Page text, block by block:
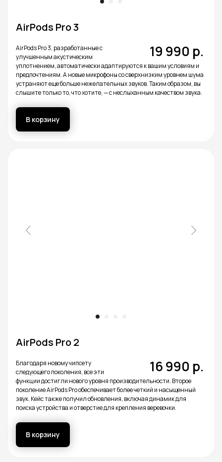
AirPods Pro 3
19 990 р.
AirPods Pro 3, разработанные с
улучшенным акустическим
уплотнением, автоматически адаптируются к вашим условиям и
предпочтениям. А новые микрофоны со сверхнизким уровнем шума
устраняют еще больше нежелательных звуков. Таким образом, вы
слышите только то, что хотите, — с неслыханным качеством звука.
В корзину
AirPods Pro 2
16 990 р.
Благодаря новому чипсету
следующего поколения, все эти
функции достигли нового уровня производительности. Второе
поколение AirPods Pro обеспечивает более четкий и насыщенный
звук. Кейс также получил обновления, включая динамик для
поиска устройства и отверстие для крепления веревочки.
В корзину